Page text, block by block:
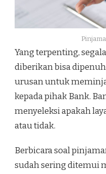
Yang terpenting,
diberikan bisa
urusan untuk
kepada pihak Bank.
menyeleksi apakah
atau tidak.
Berbicara soal
sudah sering ditemui